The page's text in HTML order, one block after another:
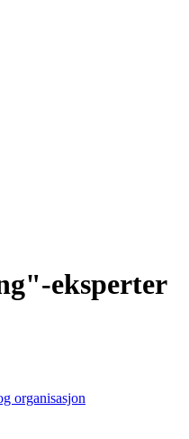
eksperter
organisasjon